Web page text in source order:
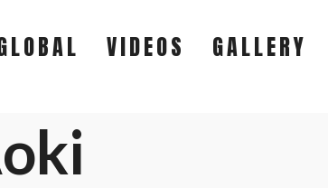
VIDEOS GALLERY
EXCLUSIVE